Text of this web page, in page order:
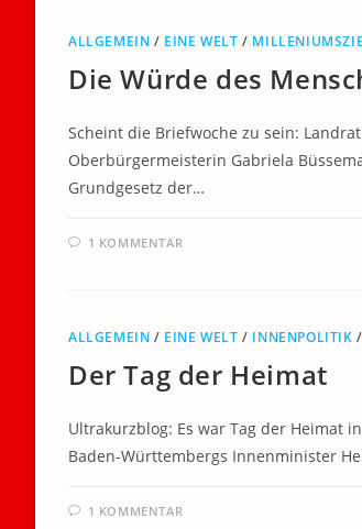
ALLGEMEIN / EINE WELT /
Die Würde des
Scheint die Briefwoche zu sein:
Oberbürgermeisterin Gabriela
Grundgesetz der…
1 KOMMENTAR
ALLGEMEIN / EINE WELT / INNENPOLITIK /
Der Tag der Heimat
Ultrakurzblog: Es war Tag der Heimat
Baden-Württembergs Innenminister
1 KOMMENTAR